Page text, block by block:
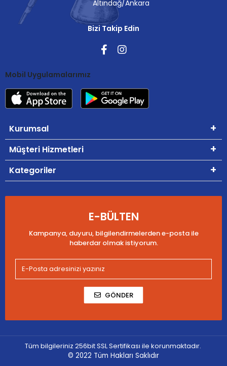
Altındağ/Ankara
Bizi Takip Edin
Mobil Uygulamalarımız
Kurumsal
Müşteri Hizmetleri
Kategoriler
E-BÜLTEN
Kampanya, duyuru, bilgilendirmelerden e-posta ile
haberdar olmak istiyorum.
GÖNDER
Tüm bilgileriniz 256bit SSL Sertifikası ile korunmaktadır.
© 2022 Tüm Hakları Saklıdır